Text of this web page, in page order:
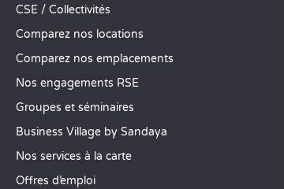
CSE / Collectivités
Comparez nos locations
Comparez nos emplacements
Nos engagements RSE
Groupes et séminaires
Business Village by Sandaya
Nos services à la carte
Offres d’emploi